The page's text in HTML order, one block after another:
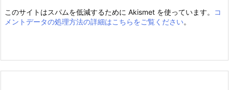
このサイトはスパムを低減するために Akismet を使っています。
コ
メントデータの処理方法の詳細はこちらをご覧ください。